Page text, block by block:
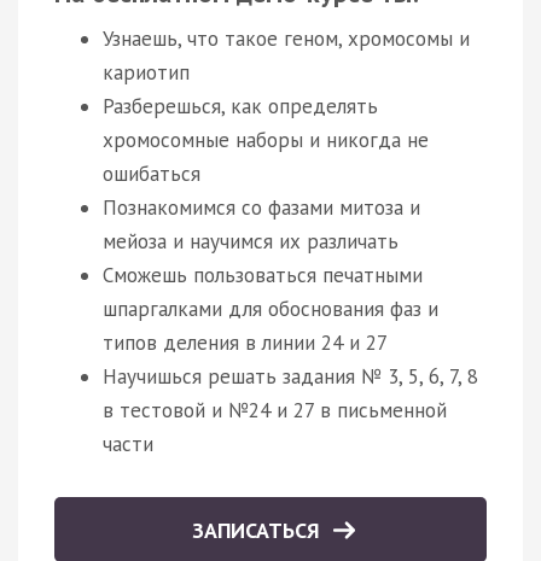
Узнаешь, что такое геном, хромосомы и
кариотип
Разберешься, как определять
хромосомные наборы и никогда не
ошибаться
Познакомимся со фазами митоза и
мейоза и научимся их различать
Сможешь пользоваться печатными
шпаргалками для обоснования фаз и
типов деления в линии 24 и 27
Научишься решать задания № 3, 5, 6, 7, 8
в тестовой и №24 и 27 в письменной
части
ЗАПИСАТЬСЯ